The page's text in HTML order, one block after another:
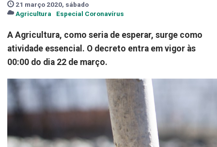
21 março 2020, sábado
Agricultura
Especial Coronavírus
A Agricultura, como seria de esperar, surge como
atividade essencial. O decreto entra em vigor às
00:00 do dia 22 de março.